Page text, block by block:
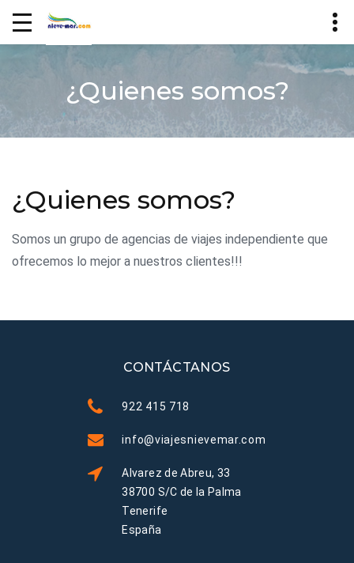
¿Quienes somos?
¿Quienes somos?
Somos un grupo de agencias de viajes independiente que
ofrecemos lo mejor a nuestros clientes!!!
CONTÁCTANOS
922 415 718
info@viajesnievemar.com
Alvarez de Abreu, 33
38700 S/C de la Palma
Tenerife
España